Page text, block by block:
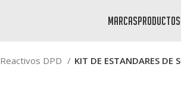
marcasproductos
Reactivos DPD KIT DE ESTANDARES DE